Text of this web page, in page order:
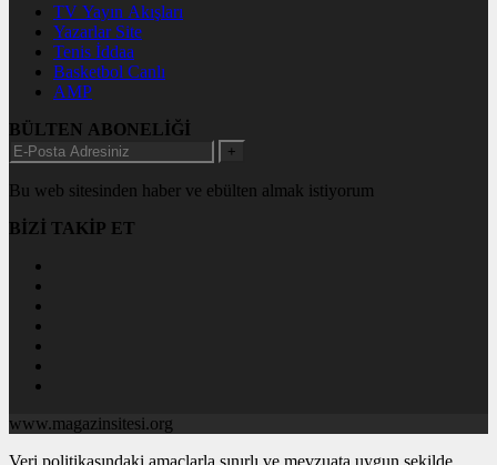
TV Yayın Akışları
Yazarlar Site
Tenis İddaa
Basketbol Canlı
AMP
BÜLTEN ABONELİĞİ
+
Bu web sitesinden haber ve ebülten almak istiyorum
BİZİ TAKİP ET
www.magazinsitesi.org
Veri politikasındaki amaçlarla sınırlı ve mevzuata uygun şekilde